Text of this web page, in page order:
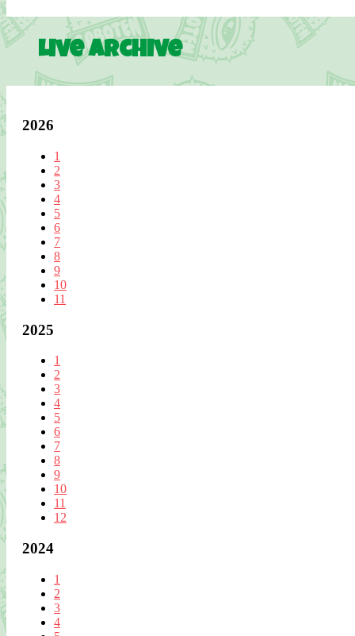
Live Archive
2026
1
2
3
4
5
6
7
8
9
10
11
2025
1
2
3
4
5
6
7
8
9
10
11
12
2024
1
2
3
4